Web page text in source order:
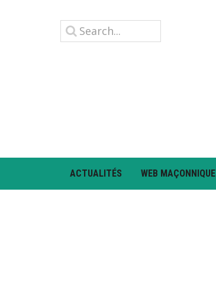
ACTUALITÉS WEB MAÇONNIQUE